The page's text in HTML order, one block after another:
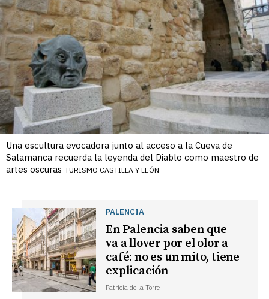
Una escultura evocadora junto al acceso a la Cueva de
Salamanca recuerda la leyenda del Diablo como maestro de
artes oscuras TURISMO CASTILLA Y LEÓN
PALENCIA
En Palencia saben que
va a llover por el olor a
café: no es un mito, tiene
explicación
Patricia de la Torre